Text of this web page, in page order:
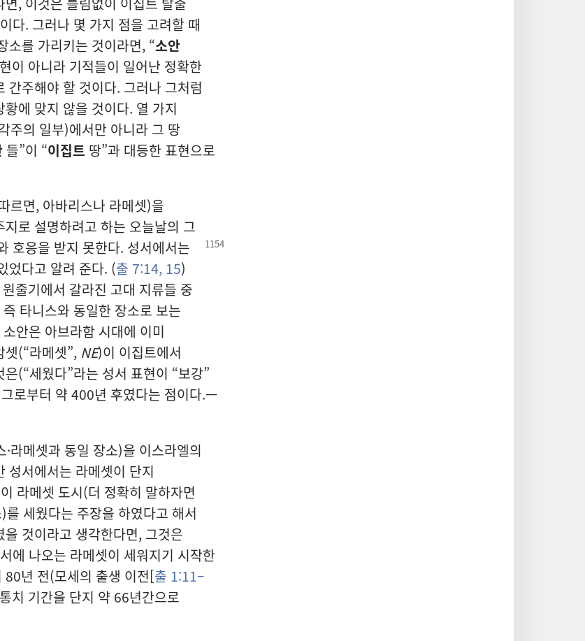
다. 그러나 몇 가지 점을 고려할 때
소를 가리키는 것이라면, “소안
이 아니라 기적들이 일어난 정확한
간주해야 할 것이다. 그러나 그처럼
에 맞지 않을 것이다. 열 가지
주의 일부)에서만 아니라 그 땅
들”이 “이집트 땅”과 대등한 표현으로
르면, 아바리스나 라메셋)을
로 설명하려고 하는 오늘날의 그
호응을 받지 못한다. 성서에서는
었다고 알려 준다. (출 7:14, 15)
줄기에서 갈라진 고대 지류들 중
타니스와 동일한 장소로 보는
안은 아브라함 시대에 이미
셋(“라메셋”, NE)이 이집트에서
(“세웠다”라는 성서 표현이 “보강”
로부터 약 400년 후였다는 점이다.—
라메셋과 동일 장소)을 이스라엘의
성서에서는 라메셋이 단지
라메셋 도시(더 정확히 말하자면
세웠다는 주장을 하였다고 해서
것이라고 생각한다면, 그것은
에 나오는 라메셋이 세워지기 시작한
80년 전(모세의 출생 이전[출 1:11–
치 기간을 단지 약 66년간으로